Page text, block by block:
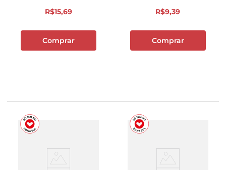
R$15,69
Comprar
R$9,39
Comprar